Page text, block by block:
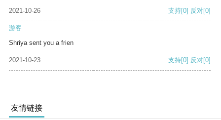
2021-10-26 支持[0] 反对[0]
游客
Shriya sent you a frien
2021-10-23 支持[0] 反对[0]
友情链接